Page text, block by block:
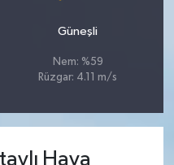
Güneşli
Nem: %59
Rüzgar: 4.11 m/s
Hava